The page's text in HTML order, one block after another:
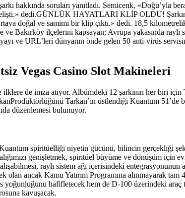
hakkında soruları yanıtladı. Semicenk, «Doğu’yla
dedi.GÜNLÜK HAYATLARI KLİP OLDU!
doğal ve samimi bir klip çıktı.» dedi. 18,5
Bakırköy ilçelerini kapsayan; Avrupa yakasında raylı
ve URL’leri dünyanın önde gelen 50 anti-virüs
Vegas Casino Slot Makineleri
de imza atıyor. Albümdeki 12 şarkının her biri için
Tarkan’ın üstlendiği Kuantum 51’de
düzenlemesi bulunuyor.
spiritüelliği niyetin gücünü, bilincin gerçekliği
genişletmek, spiritüel büyüme ve dönüşüm için
raylı sistem ağı içerisindeki entegrasyonunun
ancak Kamu Yatırım Programına alınmayarak tam
yoğunluğunu hafifletecek hem de D-100 üzerindeki
kavuşacak.